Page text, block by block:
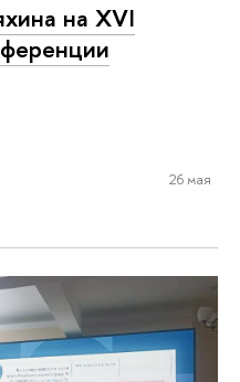
на XVI
26 мая